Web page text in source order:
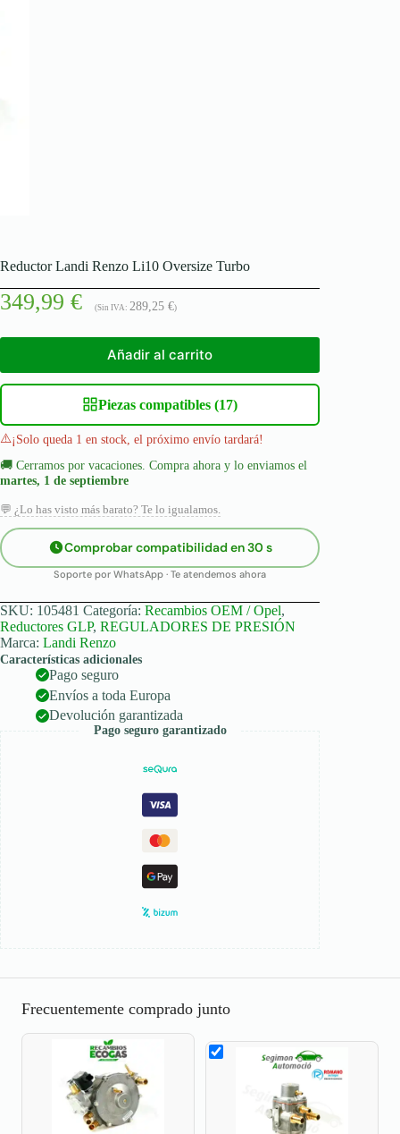
Reductor Landi Renzo Li10 Oversize Turbo
349,99 € (Sin IVA: 289,25 €)
Añadir al carrito
Piezas compatibles (17)
⚠️¡Solo queda 1 en stock, el próximo envío tardará!
🚚 Cerramos por vacaciones. Compra ahora y lo enviamos el
martes, 1 de septiembre
💬 ¿Lo has visto más barato? Te lo igualamos.
Comprobar compatibilidad en 30 s
Soporte por WhatsApp · Te atendemos ahora
SKU: 105481 Categoría: Recambios OEM / Opel,
Reductores GLP, REGULADORES DE PRESIÓN
Marca: Landi Renzo
Características adicionales
Pago seguro
Envíos a toda Europa
Devolución garantizada
Pago seguro garantizado
Frecuentemente comprado junto